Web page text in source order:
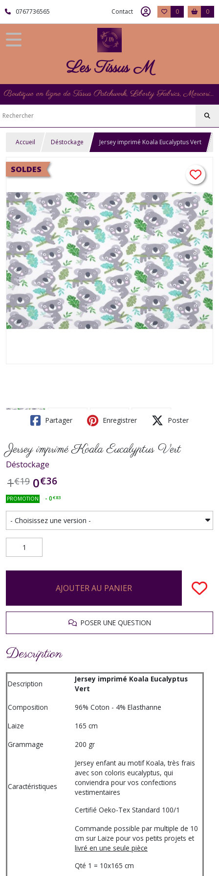
0767736565 Contact 0 0
Les Tissus M
Boutique en ligne de Tissus Patchwork, Liberty Fabrics, Mercerie et Matériel de Point de Croix
Accueil Déstockage Jersey imprimé Koala Eucalyptus Vert
SOLDES
Partager Enregistrer Poster
Jersey imprimé Koala Eucalyptus Vert
Déstockage
1€19 0€36
PROMOTION - 0€83
AJOUTER AU PANIER
POSER UNE QUESTION
Description
Description
Jersey imprimé Koala Eucalyptus
Vert
Composition
96% Coton - 4% Elasthanne
Laize
165 cm
Grammage
200 gr
Caractéristiques
Jersey enfant au motif Koala, très frais
avec son coloris eucalyptus, qui
conviendra pour vos confections
vestimentaires
Certifié Oeko-Tex Standard 100/1
Commande possible par multiple de 10
cm sur Laize pour vos petits projets et
livré en une seule pièce
Qté 1 = 10x165 cm